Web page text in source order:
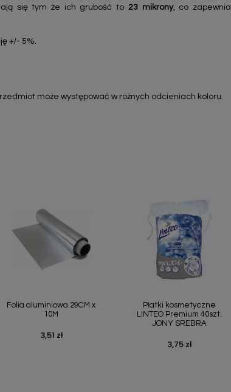
się tym że ich grubość to 23 mikrony, co zapewnia
+/- 5%.
może występować w różnych odcieniach koloru.
Folia aluminiowa 29CM x
10M
Cena
3,51 zł
Płatki kosmetyczne
LINTEO Premium 40szt.
JONY SREBRA
Cena
3,75 zł